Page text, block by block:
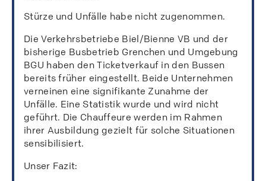
Stürze und Unfälle habe nicht zugenommen.
Die Verkehrsbetriebe Biel/Bienne VB und der
bisherige Busbetrieb Grenchen und Umgebung
BGU haben den Ticketverkauf in den Bussen
bereits früher eingestellt. Beide Unternehmen
verneinen eine signifikante Zunahme der
Unfälle. Eine Statistik wurde und wird nicht
geführt. Die Chauffeure werden im Rahmen
ihrer Ausbildung gezielt für solche Situationen
sensibilisiert.
Unser Fazit: